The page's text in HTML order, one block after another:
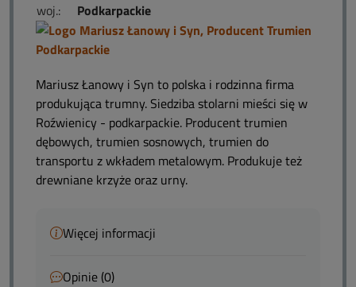
woj.:
Podkarpackie
Mariusz Łanowy i Syn to polska i rodzinna firma
produkująca trumny. Siedziba stolarni mieści się w
Roźwienicy - podkarpackie. Producent trumien
dębowych, trumien sosnowych, trumien do
transportu z wkładem metalowym. Produkuje też
drewniane krzyże oraz urny.
Więcej informacji
Opinie (0)